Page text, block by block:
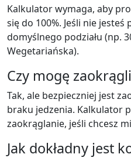
Kalkulator wymaga, aby
się do 100%. Jeśli nie
domyślnego podziału (np.
Wegetariańska).
Czy mogę
Tak, ale bezpieczniej jest
braku jedzenia. Kalkulator
zaokrąglanie, jeśli chcesz
Jak dokładny jest